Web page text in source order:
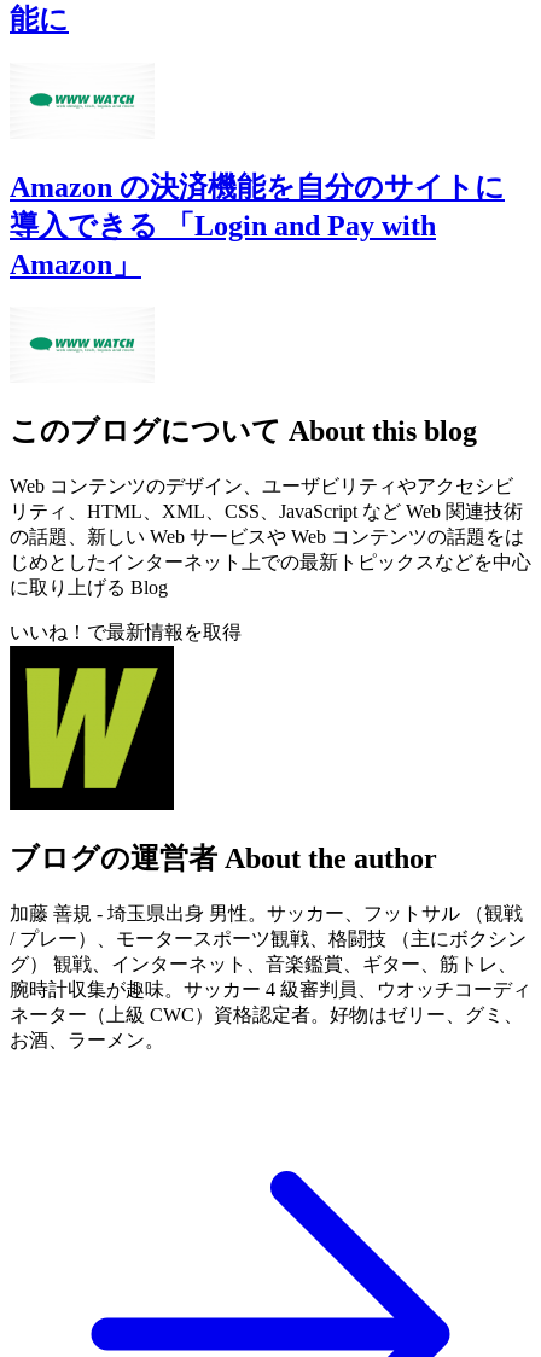
能に
Amazon の決済機能を自分のサイトに
導入できる 「Login and Pay with
Amazon」
このブログについて About this blog
Web コンテンツのデザイン、ユーザビリティやアクセシビ
リティ、HTML、XML、CSS、JavaScript など Web 関連技術
の話題、新しい Web サービスや Web コンテンツの話題をは
じめとしたインターネット上での最新トピックスなどを中心
に取り上げる Blog
いいね！で最新情報を取得
ブログの運営者 About the author
加藤 善規 - 埼玉県出身 男性。サッカー、フットサル （観戦
/ プレー）、モータースポーツ観戦、格闘技 （主にボクシン
グ） 観戦、インターネット、音楽鑑賞、ギター、筋トレ、
腕時計収集が趣味。サッカー 4 級審判員、ウオッチコーディ
ネーター（上級 CWC）資格認定者。好物はゼリー、グミ、
お酒、ラーメン。